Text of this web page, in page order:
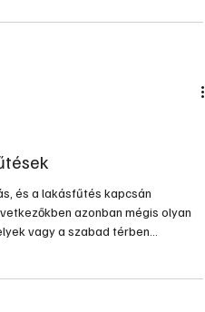
és a lakásfűtés kapcsán
azonban mégis olyan
vagy a szabad térben